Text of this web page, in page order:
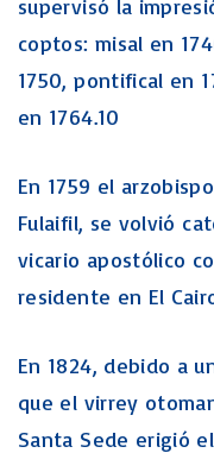
supervisó la
coptos: misal en
1750, pontifical en
en 1764.10
En 1759 el
Fulaifil, se volvió
vicario apostólico
residente en El
En 1824, debido a
que el virrey
Santa Sede erigió